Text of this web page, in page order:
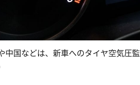
中国などは、新車へのタイヤ空気圧